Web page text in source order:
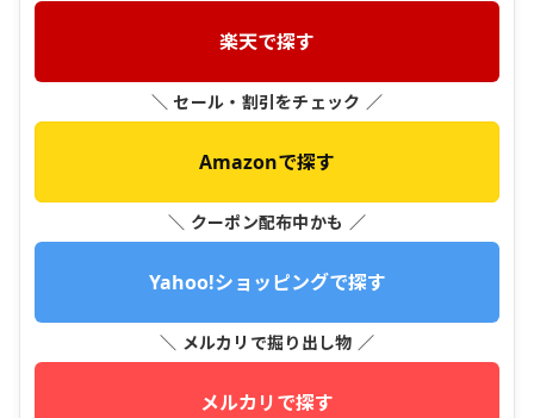
楽天で探す
＼ セール・割引をチェック ／
Amazonで探す
＼ クーポン配布中かも ／
Yahoo!ショッピングで探す
＼ メルカリで掘り出し物 ／
メルカリで探す